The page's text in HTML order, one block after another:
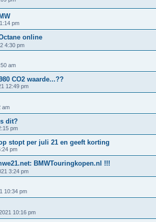
pm
online
4:30 pm
am
CO2 waarde...??
12:49 pm
am
dit?
pm
stopt per juli 21 en geeft korting
pm
BMWTouringkopen.nl !!!
3:24 pm
10:34 pm
10:16 pm